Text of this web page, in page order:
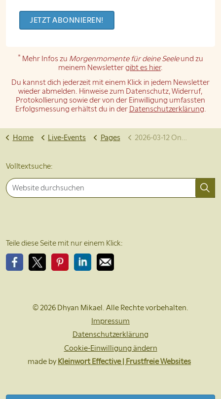
* Mehr Infos zu Morgenmomente für deine Seeleund zu
meinem Newslettergibt es hier.
Du kannst dich jederzeit mit einem Klick in jedem Newsletter
wieder abmelden. Hinweise zum Datenschutz, Widerruf,
Protokollierung sowie der von der Einwilligung umfassten
Erfolgsmessung erhältst du in der Datenschutzerklärung.
Home Live-Events Pages 2026-03-12 Online-Satsang
Volltextsuche:
Teile diese Seite mit nur einem Klick:
© 2026 Dhyan Mikael. Alle Rechte vorbehalten.
Impressum
Datenschutzerklärung
Cookie-Einwilligung ändern
made by Kleinwort Effective | Frustfreie Websites